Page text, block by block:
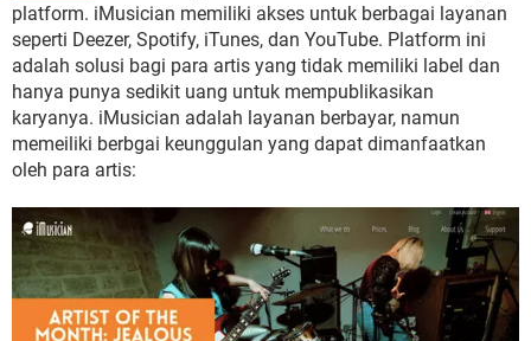
platform. iMusician memiliki akses untuk berbagai layanan
seperti Deezer, Spotify, iTunes, dan YouTube. Platform ini
adalah solusi bagi para artis yang tidak memiliki label dan
hanya punya sedikit uang untuk mempublikasikan
karyanya. iMusician adalah layanan berbayar, namun
memeiliki berbgai keunggulan yang dapat dimanfaatkan
oleh para artis: